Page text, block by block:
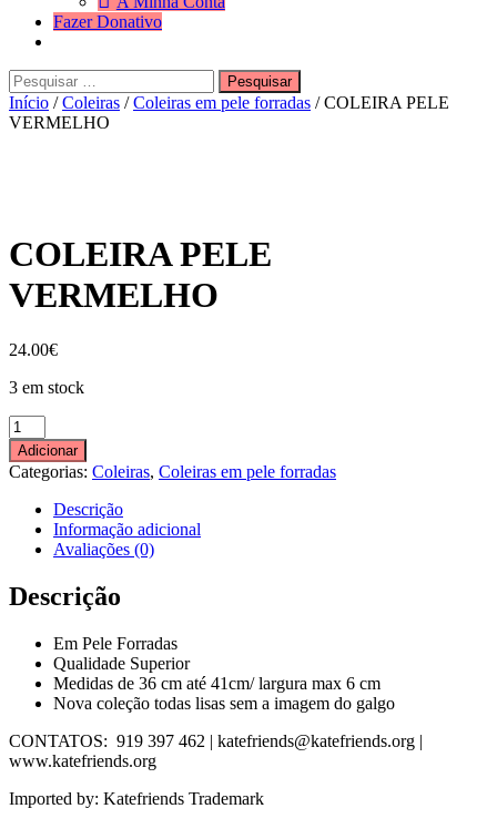
Fazer Donativo
Search
Pesquisar
por:
Início /Coleiras /Coleiras em pele forradas / COLEIRA PELE
VERMELHO
COLEIRA PELE
VERMELHO
24.00€
3 em stock
Quantidade
de
COLEIRA
PELE
VERMELHO
Adicionar
Categorias: Coleiras, Coleiras em pele forradas
Descrição
Informação adicional
Avaliações (0)
Descrição
Em Pele Forradas
Qualidade Superior
Medidas de 36 cm até 41cm/ largura max 6 cm
Nova coleção todas lisas sem a imagem do galgo
CONTATOS: 919 397 462 | katefriends@katefriends.org |
www.katefriends.org
Imported by: Katefriends Trademark